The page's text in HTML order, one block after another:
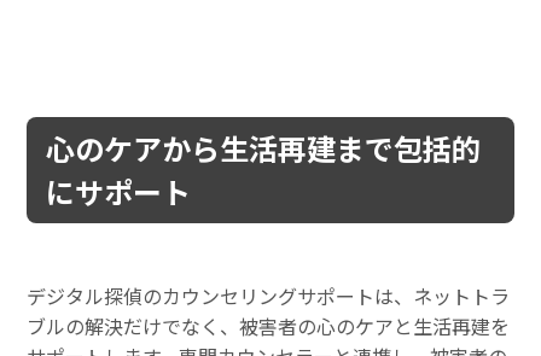
心のケアから生活再建まで包括的
にサポート
デジタル探偵のカウンセリングサポートは、ネットトラ
ブルの解決だけでなく、被害者の心のケアと生活再建を